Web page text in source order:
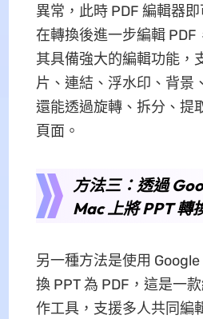
異常，此時 PDF 編輯器
在轉換後進一步編輯 PDF
其具備強大的編輯功能，
片、連結、浮水印、背景
還能透過旋轉、拆分、提
頁面。
方法三：透過
Mac 上將 PPT 轉
另一種方法是使用
換 PPT 為 PDF，這是一
作工具，支援多人共同編